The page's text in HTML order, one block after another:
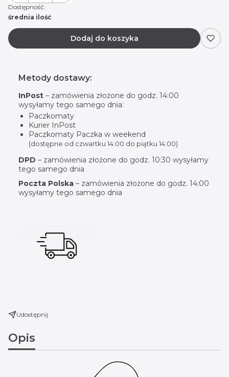
Dostępność:
średnia ilość
Dodaj do koszyka
Metody dostawy:
InPost – zamówienia złożone do godz. 14:00
wysyłamy tego samego dnia:
Paczkomaty
Kurier InPost
Paczkomaty Paczka w weekend
(dostępne od czwartku 14:00 do piątku 14:00)
DPD – zamówienia złożone do godz. 10:30 wysyłamy
tego samego dnia
Poczta Polska – zamówienia złożone do godz. 14:00
wysyłamy tego samego dnia
Udostępnij
Opis